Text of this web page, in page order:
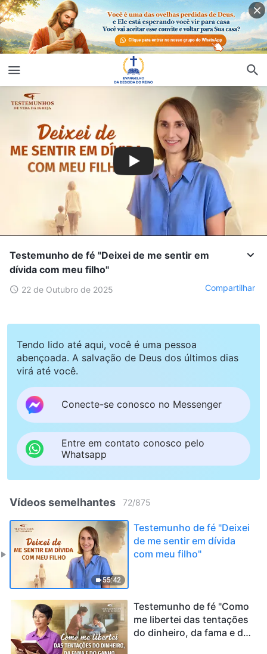
Testemunho de fé "Deixei de me sentir em
dívida com meu filho"
22 de Outubro de 2025 Compartilhar
Tendo lido até aqui, você é uma pessoa
abençoada. A salvação de Deus dos últimos dias
virá até você.
Conecte-se conosco no Messenger
Entre em contato conosco pelo
Whatsapp
Vídeos semelhantes 72/875
55:42
Testemunho de fé "Deixei
de me sentir em dívida
com meu filho"
Testemunho de fé "Como
me libertei das tentações
do dinheiro, da fama e do